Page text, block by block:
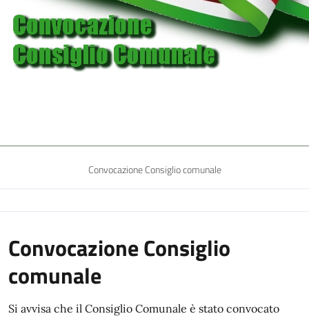
Convocazione Consiglio comunale
Convocazione Consiglio
comunale
Si avvisa che il Consiglio Comunale è stato convocato